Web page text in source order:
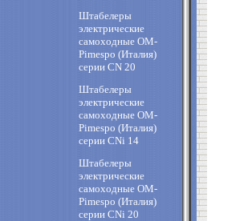
Штабелеры
электрические
самоходные OM-
Pimespo (Италия)
cерии CN 20
Штабелеры
электрические
самоходные OM-
Pimespo (Италия)
cерии CNi 14
Штабелеры
электрические
самоходные OM-
Pimespo (Италия)
cерии CNi 20